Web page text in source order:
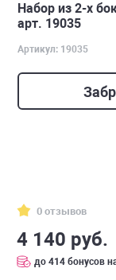
Набор из 2-х
арт. 19035
Артикул: 19035
0 отзывов
4 140 руб.
до 414 бонусов